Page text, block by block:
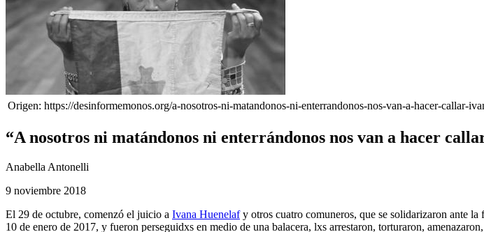
Origen: https://desinformemonos.org/a-nosotros-ni-matandonos-ni-enterrandonos-nos-van-a-hacer-callar-
“A nosotros ni matándonos ni enterrándonos nos van a hacer
Anabella Antonelli
9 noviembre 2018
El 29 de octubre, comenzó el juicio a Ivana Huenelafy otros cuatro comuneros, que se solidarizaron ante
10 de enero de 2017, y fueron perseguidxs en medio de una balacera, lxs arrestaron, torturaron,